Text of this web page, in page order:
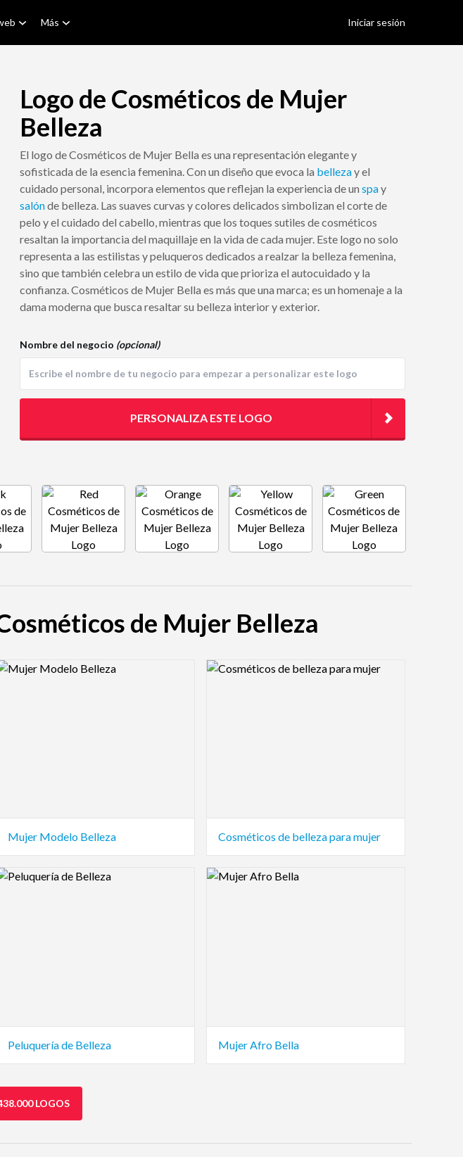
Más Iniciar sesión
Logo de Cosméticos de Mujer
Belleza
El logo de Cosméticos de Mujer Bella es una representación elegante y
sofisticada de la esencia femenina. Con un diseño que evoca la bellezay el
cuidado personal, incorpora elementos que reflejan la experiencia de un spay
salónde belleza. Las suaves curvas y colores delicados simbolizan el corte de
pelo y el cuidado del cabello, mientras que los toques sutiles de cosméticos
resaltan la importancia del maquillaje en la vida de cada mujer. Este logo no solo
representa a las estilistas y peluqueros dedicados a realzar la belleza femenina,
sino que también celebra un estilo de vida que prioriza el autocuidado y la
confianza. Cosméticos de Mujer Bella es más que una marca; es un homenaje a la
dama moderna que busca resaltar su belleza interior y exterior.
Nombre del negocio (opcional)
PERSONALIZA ESTE LOGO
de Mujer Belleza
Preview Image
Mujer Modelo Belleza
Logo Preview Image
Cosméticos de belleza para mujer
Preview Image
Peluquería de Belleza
Logo Preview Image
Mujer Afro Bella
LOGOS